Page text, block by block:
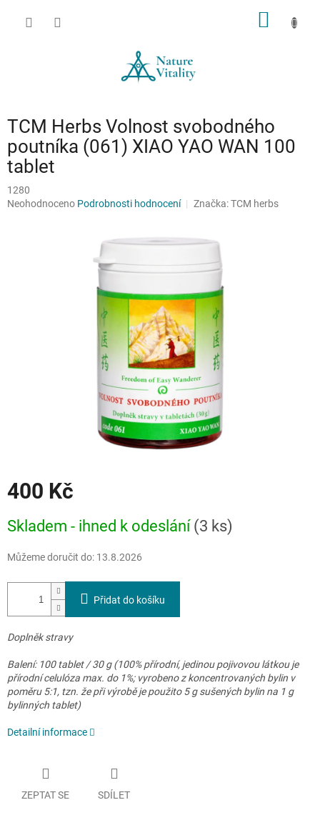
TCM Herbs Volnost svobodného
poutníka (061) XIAO YAO WAN 100
tablet
1280
Průměrné
Neohodnoceno Podrobnosti hodnocení Značka:TCM herbs
400 Kč
cena:
Skladem - ihned k odeslání (3 ks)
Můžeme doručit do: 13.8.2026
Přidat do košíku
Doplněk stravy
Balení: 100 tablet / 30 g (100% přírodní, jedinou pojivovou látkou je
přírodní celulóza max. do 1%; vyrobeno z koncentrovaných bylin v
poměru 5:1, tzn. že při výrobě je použito 5 g sušených bylin na 1 g
bylinných tablet)
Detailní informace
ZEPTAT SE SDÍLET